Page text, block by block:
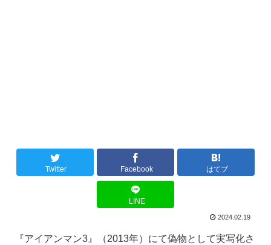
Twitter Facebook はてブ
LINE
2024.02.19
『アイアンマン3』（2013年）にて偽物として実写化さ